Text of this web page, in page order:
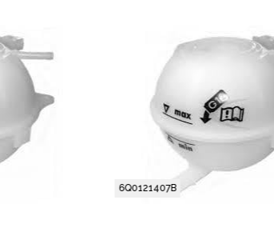
6Q0121407B